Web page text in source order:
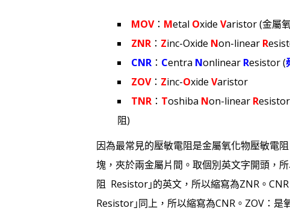
MOV： Metal Oxide Varistor (金屬
ZNR ： Zinc-Oxide Non-linear R
CNR ： Centra Nonlinear Resistor (
ZOV： Zinc-Oxide Varistor
TNR ： Toshiba Non-linear R
阻)
因為最常見的壓敏電阻是金屬氧化物壓敏電
塊，夾於兩金屬片間。取個別英文字開頭，
阻 Resistor｣的英文，所以縮寫為ZNR。
Resistor｣同上，所以縮寫為CNR。ZOV：